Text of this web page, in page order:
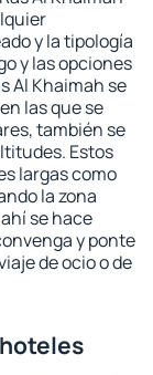
y la tipología
y las opciones
Al Khaimah se
las que se
también se
Estos
largas como
la zona
se hace
y ponte
de ocio o de